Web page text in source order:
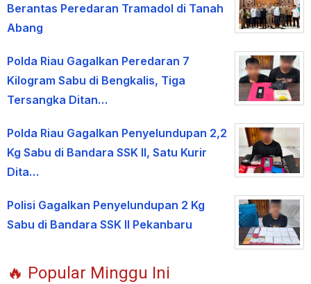
Berantas Peredaran Tramadol di Tanah
Abang
Polda Riau Gagalkan Peredaran 7
Kilogram Sabu di Bengkalis, Tiga
Tersangka Ditan…
Polda Riau Gagalkan Penyelundupan 2,2
Kg Sabu di Bandara SSK II, Satu Kurir
Dita…
Polisi Gagalkan Penyelundupan 2 Kg
Sabu di Bandara SSK II Pekanbaru
🔥 Popular Minggu Ini